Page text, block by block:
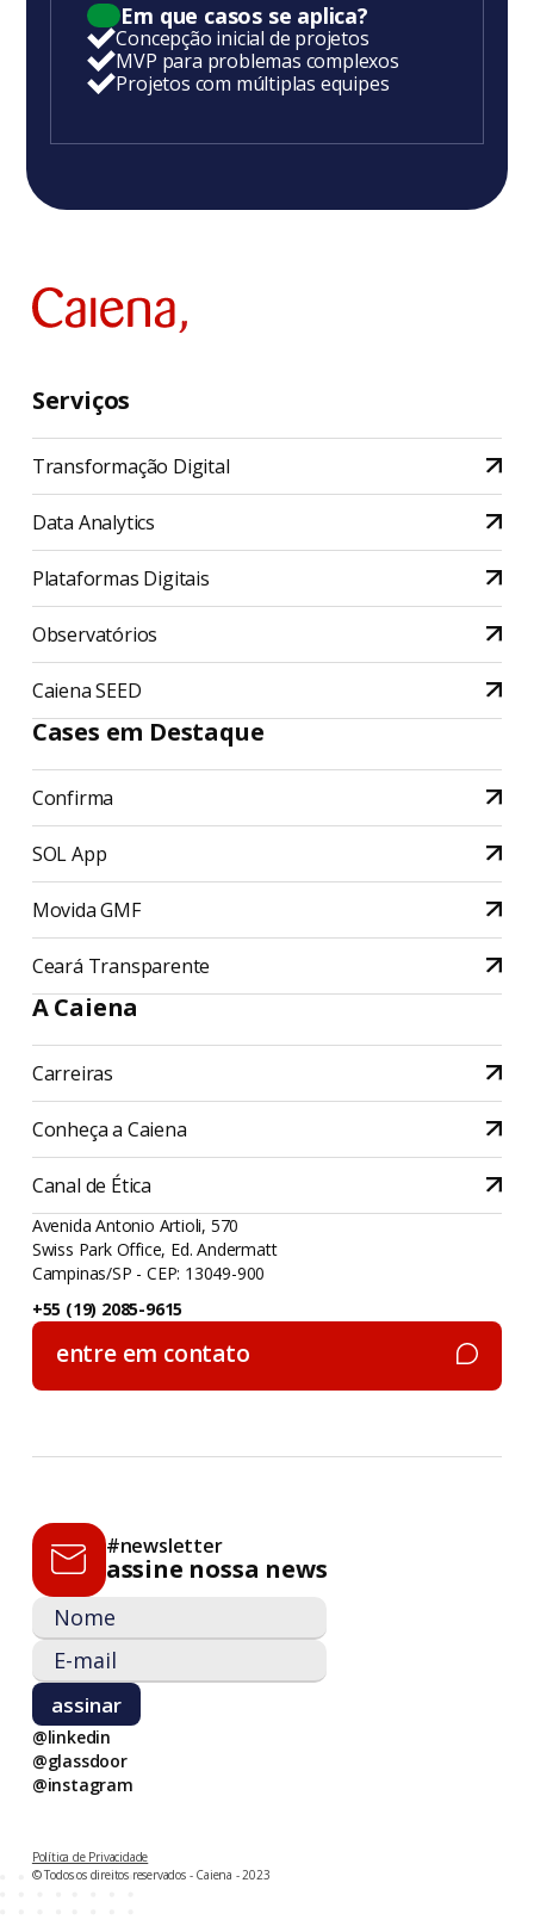
Em que casos se aplica?
Concepção inicial de projetos
MVP para problemas complexos
Projetos com múltiplas equipes
Serviços
Transformação Digital
Data Analytics
Plataformas Digitais
Observatórios
Caiena SEED
Cases em Destaque
Confirma
SOL App
Movida GMF
Ceará Transparente
A Caiena
Carreiras
Conheça a Caiena
Canal de Ética
Avenida Antonio Artioli, 570
Swiss Park Office, Ed. Andermatt
Campinas/SP - CEP: 13049-900
+55 (19) 2085-9615
entre em contato
entre em contato
#newsletter
assine nossa news
@linkedin
@glassdoor
@instagram
Política de Privacidade
© Todos os direitos reservados - Caiena - 2023